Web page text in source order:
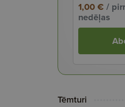
1,00 € /
nedēļas
Tēmturi